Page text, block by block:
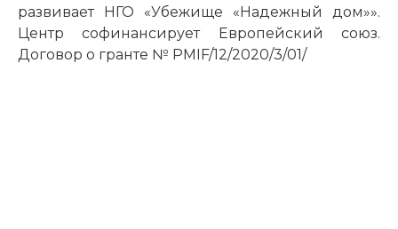
развивает НГО «Убежище «Надежный дом»».
Центр софинансирует Европейский союз.
Договор о гранте № PMIF/12/2020/3/01/